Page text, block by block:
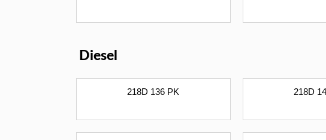
Diesel
218D 136 PK 218D